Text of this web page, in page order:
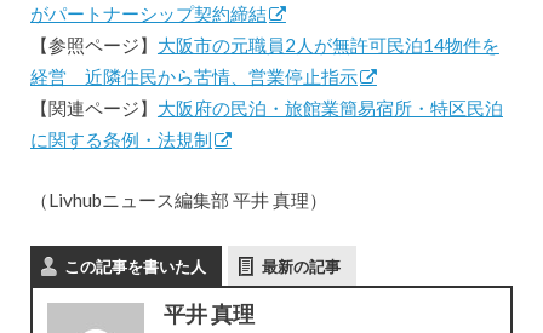
がパートナーシップ契約締結
【参照ページ】 大阪市の元職員2人が無許可民泊14物件を
経営 近隣住民から苦情、営業停止指示
【関連ページ】 大阪府の民泊・旅館業簡易宿所・特区民泊
に関する条例・法規制
（Livhubニュース編集部 平井 真理）
この記事を書いた人 最新の記事
平井 真理